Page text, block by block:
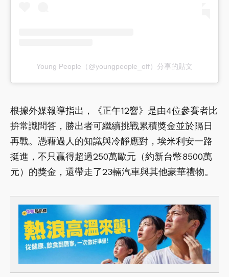
Young People（@youngpeople_off）分享的貼文
根據外媒報導指出，《正午12響》是由4位參賽者比
拚常識問答，勝出者可繼續挑戰累積獎金並於隔日
再戰。憑藉過人的知識與冷靜應對，埃米利安一路
挺進，不只贏得超過250萬歐元（約新台幣8500萬
元）的獎金，還帶走了23輛汽車與其他豪華禮物。